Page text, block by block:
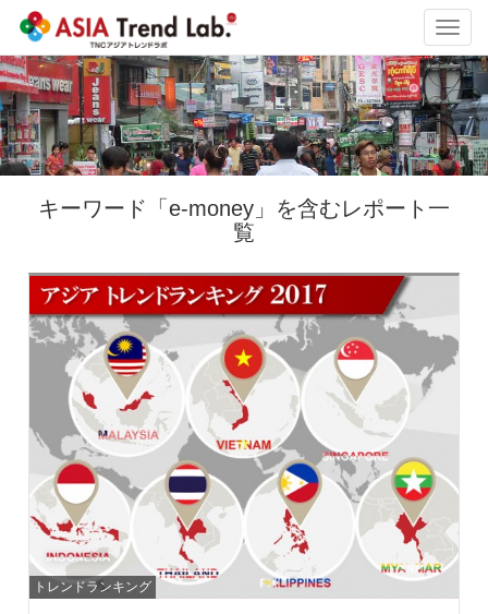
キーワード「e-money」を含むレポート一
覧
トレンドランキング